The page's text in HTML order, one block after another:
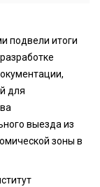
подвели итоги
для
выезда из
зоны в